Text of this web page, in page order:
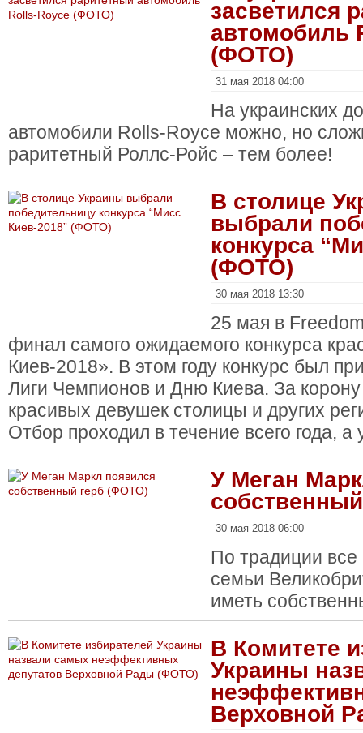
засветился
автомобиль
(ФОТО)
31 мая 2018 04:00
На украинских
автомобили Rolls-Royce можно, но
раритетный Роллс-Ройс – тем более!
В столице
выбрали
конкурса
(ФОТО)
30 мая 2018 13:30
25 мая в
финал самого ожидаемого конкурса
Киев-2018». В этом году конкурс был
Лиги Чемпионов и Дню Киева. За
красивых девушек столицы и других
Отбор проходил в течение всего года, а
У Меган
30 мая 2018 06:00
По традиции
семьи
иметь
В Комитете
Украины
Верховной